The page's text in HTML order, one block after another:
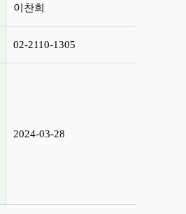
이찬희
02-2110-1305
2024-03-28